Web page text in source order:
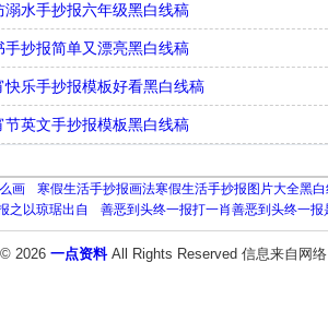
水手抄报六年级黑白线稿
抄报简单又漂亮黑白线稿
乐手抄报模板好看黑白线稿
英文手抄报模板黑白线稿
画 寒假生活手抄报画法寒假生活手抄报图片大全黑
之以琼琚出自
善恶到头终一报打一肖善恶到头终一报
2026 一点资料All Rights Reserved 信息来自网